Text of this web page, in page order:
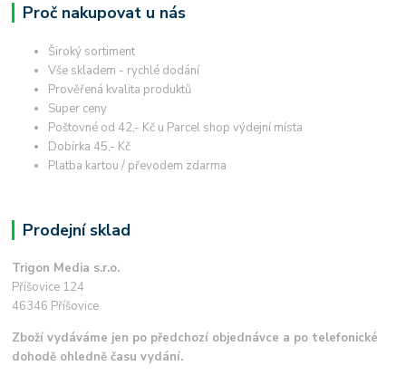
Proč nakupovat u nás
Široký sortiment
Vše skladem - rychlé dodání
Prověřená kvalita produktů
Super ceny
Poštovné od 42,- Kč u Parcel shop výdejní místa
Dobírka 45,- Kč
Platba kartou / převodem zdarma
Prodejní sklad
Trigon Media s.r.o.
Příšovice 124
46346 Příšovice
Zboží vydáváme jen po předchozí objednávce a po telefonické
dohodě ohledně času vydání.